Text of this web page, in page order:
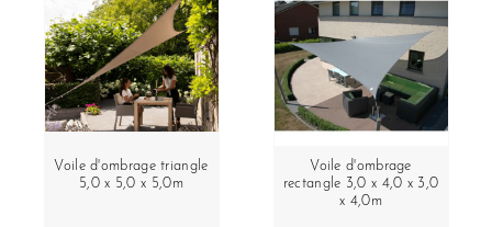
Voile d'ombrage triangle
5,0 x 5,0 x 5,0m
Voile d'ombrage
rectangle 3,0 x 4,0 x 3,0
x 4,0m